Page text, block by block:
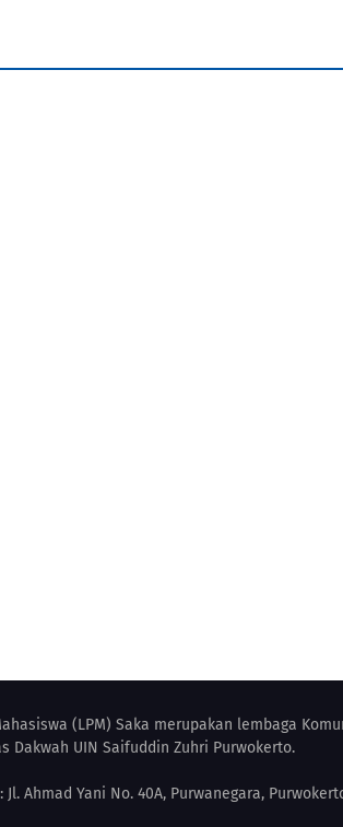
(LPM) Saka merupakan lembaga
Dakwah UIN Saifuddin Zuhri Purwokerto.
Ahmad Yani No. 40A, Purwanegara,